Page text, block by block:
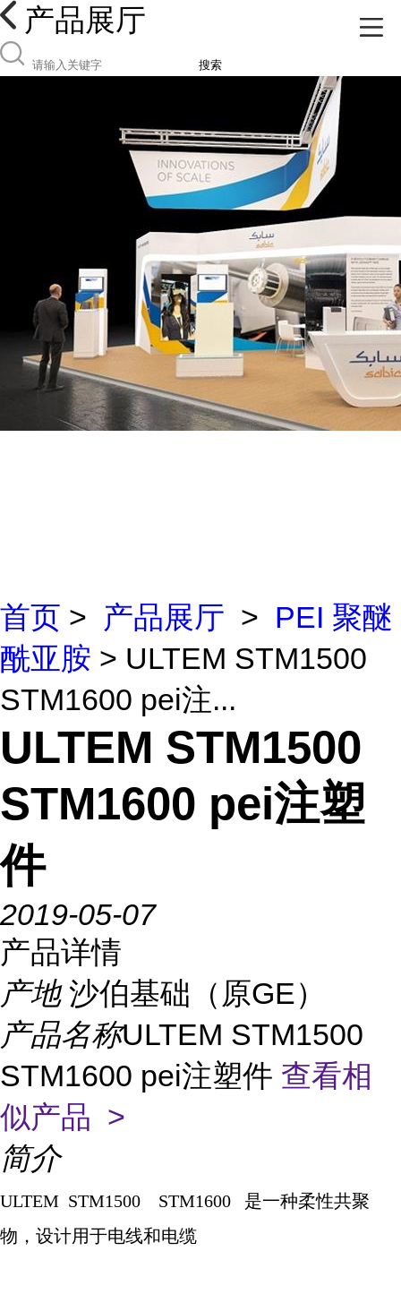
产品展厅
搜索
首页 > 产品展厅 > PEI 聚醚
酰亚胺 > ULTEM STM1500
STM1600 pei注...
ULTEM STM1500
STM1600 pei注塑
件
2019-05-07
产品详情
产地 沙伯基础（原GE）
产品名称ULTEM STM1500
STM1600 pei注塑件 查看相
似产品 >
简介
ULTEM STM1500 STM1600 是一种柔性共聚
物，设计用于电线和电缆